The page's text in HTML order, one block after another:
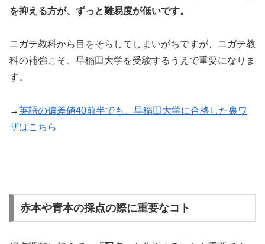
を抑える方が、ずっと難易度が低いです。
ニガテ教科から目をそらしてしまいがちですが、ニガテ教
科の補強こそ、早稲田大学を受験するうえで重要になりま
す。
→英語の偏差値40前半でも、早稲田大学に合格した裏ワ
ザはこちら
赤本や青本の採点の際に重要なコト